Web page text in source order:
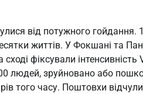
від потужного гойдання.
життів. У Фокшані та
фіксували
людей, зруйновано або
того часу. Поштовхи